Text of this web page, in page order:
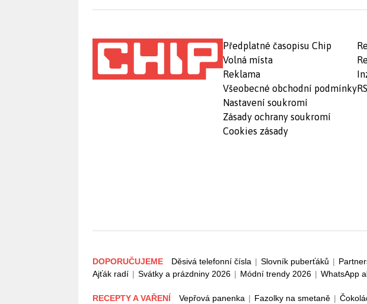
Předplatné časopisu Chip
Volná místa
Reklama
Všeobecné obchodní podmínky
Nastavení soukromí
Zásady ochrany soukromí
Cookies zásady
DOPORUČUJEME Děsivá telefonní čísla | Slovník puberťáků |
Ajťák radí | Svátky a prázdniny 2026 | Módní trendy 2026 | WhatsApp
RECEPTY A VAŘENÍ Vepřová panenka | Fazolky na smetaně |